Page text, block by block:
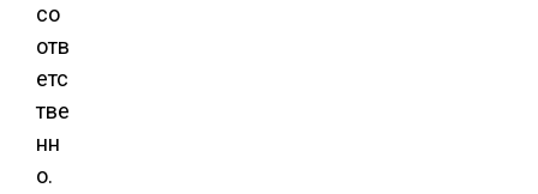
со
отв
етс
тве
нн
о.